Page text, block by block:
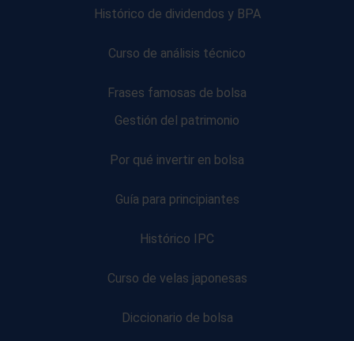
Histórico de dividendos y BPA
Curso de análisis técnico
Frases famosas de bolsa
Gestión del patrimonio
Por qué invertir en bolsa
Guía para principiantes
Histórico IPC
Curso de velas japonesas
Diccionario de bolsa